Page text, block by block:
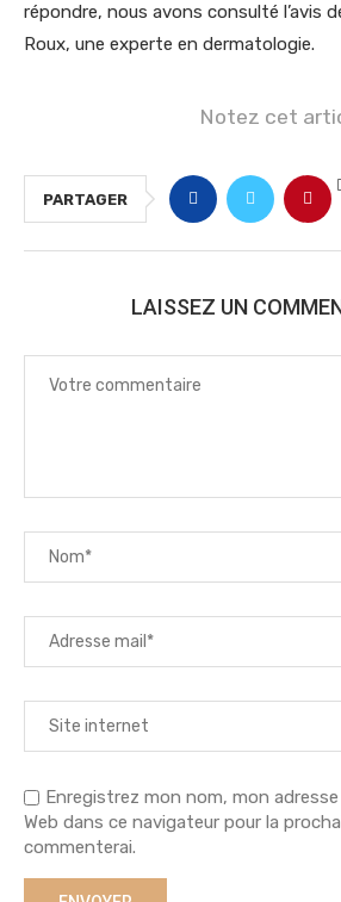
répondre, nous avons consulté l’avis
Roux, une experte en dermatologie.
Notez cet
PARTAGER
LAISSEZ UN
Enregistrez mon nom, mon
Web dans ce navigateur pour la
commenterai.